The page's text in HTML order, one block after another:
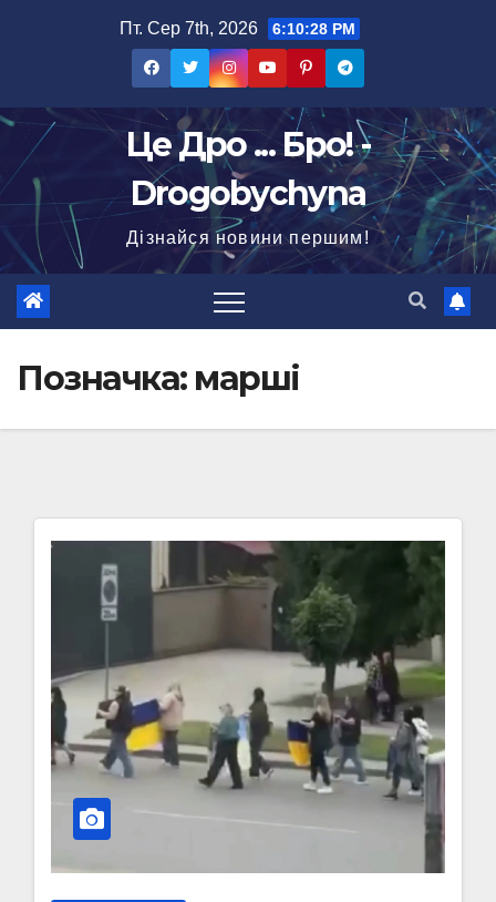
Пт. Сер 7th, 2026 6:10:28 PM
Це Дро ... Бро! -
Drogobychyna
Дізнайся новини першим!
Позначка: марші